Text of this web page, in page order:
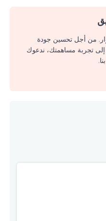
من أجل تحسين جودة
إلى تجربة مساهمتك، ندعوك